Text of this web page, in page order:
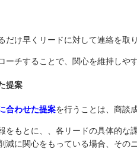
だけ早くリードに対して連絡を取
ーチすることで、関心を維持しや
提案
合わせた提案を行うことは、商談
をもとに、、各リードの具体的な
減に関心をもっている場合、その